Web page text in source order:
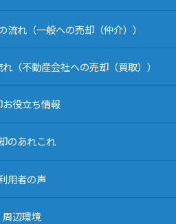
流れ（一般への売却（仲介））
（不動産会社への売却（買取））
役立ち情報
のあれこれ
用者の声
周辺環境